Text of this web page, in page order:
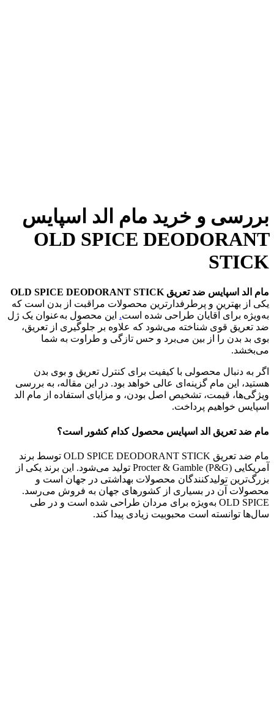
بررسی و خرید مام الد اسپایس
OLD SPICE DEODORANT
STICK
مام الد اسپایس ضد تعریق OLD SPICE DEODORANT STICK
یکی از بهترین و پرطرفدارترین محصولات مراقبت از بدن است که
به‌ویژه برای آقایان طراحی شده است. این محصول به‌عنوان یک ژل
ضد تعریق قوی شناخته می‌شود که علاوه بر جلوگیری از تعریق،
بوی بد بدن را از بین می‌برد و حس تازگی و طراوت به شما
می‌بخشد.
اگر به دنبال محصولی با کیفیت برای کنترل تعریق و بوی بدن
هستید، این مام گزینه‌ای عالی خواهد بود. در این مقاله، به بررسی
ویژگی‌ها، قیمت، تشخیص اصل بودن، و مزایای استفاده از مام الد
اسپایس خواهیم پرداخت.
مام ضد تعریق الد اسپایس محصول کدام کشور است؟
مام ضد تعریق OLD SPICE DEODORANT STICK توسط برند
آمریکایی Procter & Gamble (P&G) تولید می‌شود. این برند یکی از
بزرگ‌ترین تولیدکنندگان محصولات بهداشتی در جهان است و
محصولات آن در بسیاری از کشورهای جهان به فروش می‌رسد.
OLD SPICE به‌ویژه برای مردان طراحی شده است و در طی
سال‌ها توانسته است محبوبیت زیادی پیدا کند.